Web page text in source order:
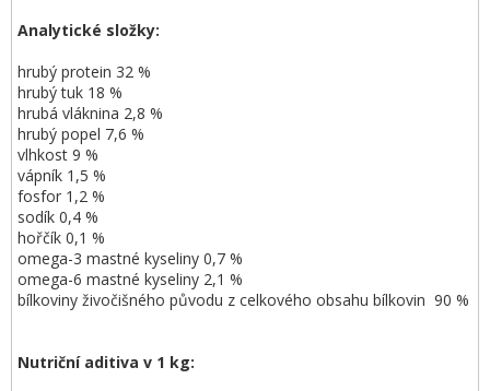
Analytické složky:
hrubý protein 32 %
hrubý tuk 18 %
hrubá vláknina 2,8 %
hrubý popel 7,6 %
vlhkost 9 %
vápník 1,5 %
fosfor 1,2 %
sodík 0,4 %
hořčík 0,1 %
omega-3 mastné kyseliny 0,7 %
omega-6 mastné kyseliny 2,1 %
bílkoviny živočišného původu z celkového obsahu bílkovin 90 %
Nutriční aditiva v 1 kg: